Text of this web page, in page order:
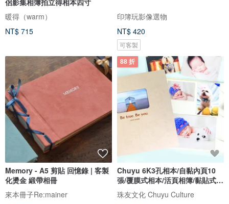
侶影集相簿拍立得相本四寸
暖得（warm）
NT$ 715
印簿玩影像選物
NT$ 420
可客製
Memory - A5 剪貼 回憶錄 | 客製
化燙金 緞帶相冊
來本冊子Re:mainer
88 折
Chuyu 6K3孔相本/自黏內頁10
張/覆膜式相本/活頁相簿/黏貼式相
冊
珠友文化 Chuyu Culture